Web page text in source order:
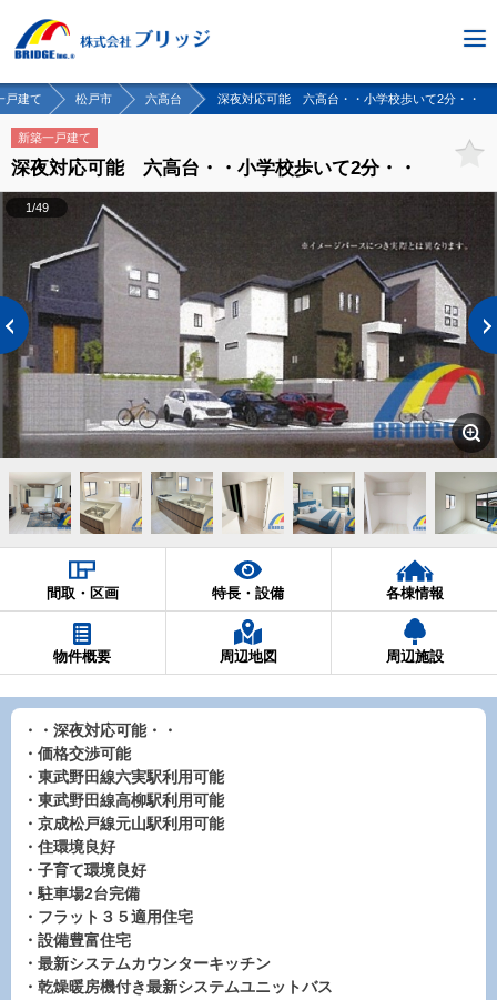
戸建て 松戸市 六高台 深夜対応可能 六高台・・小学校歩いて2分・・
新築一戸建て
深夜対応可能 六高台・・小学校歩いて2分・・
1/49
間取・区画 特長・設備 各棟情報
物件概要 周辺地図 周辺施設
・・深夜対応可能・・
・価格交渉可能
・東武野田線六実駅利用可能
・東武野田線高柳駅利用可能
・京成松戸線元山駅利用可能
・住環境良好
・子育て環境良好
・駐車場2台完備
・フラット３５適用住宅
・設備豊富住宅
・最新システムカウンターキッチン
・乾燥暖房機付き最新システムユニットバス